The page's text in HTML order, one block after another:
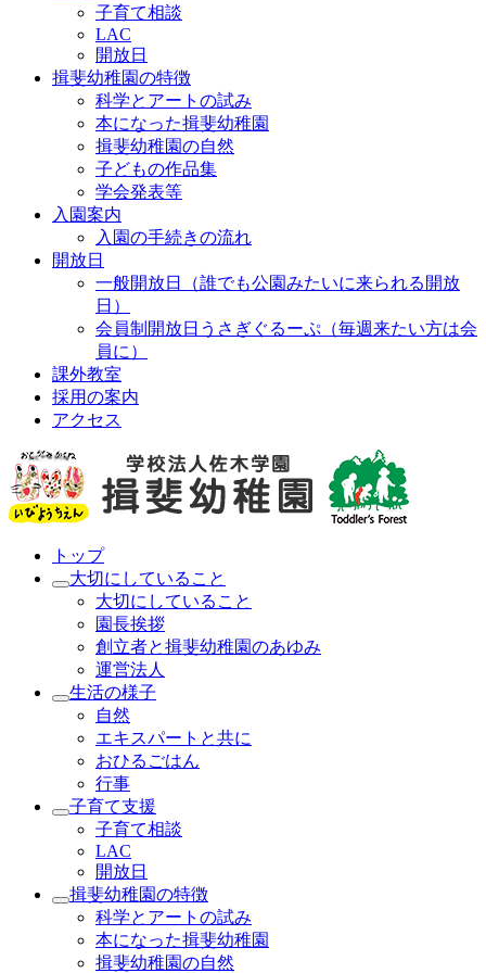
子育て相談
LAC
開放日
揖斐幼稚園の特徴
科学とアートの試み
本になった揖斐幼稚園
揖斐幼稚園の自然
子どもの作品集
学会発表等
入園案内
入園の手続きの流れ
開放日
一般開放日（誰でも公園みたいに来られる開放
日）
会員制開放日うさぎぐるーぷ（毎週来たい方は会
員に）
課外教室
採用の案内
アクセス
トップ
大切にしていること
大切にしていること
園長挨拶
創立者と揖斐幼稚園のあゆみ
運営法人
生活の様子
自然
エキスパートと共に
おひるごはん
行事
子育て支援
子育て相談
LAC
開放日
揖斐幼稚園の特徴
科学とアートの試み
本になった揖斐幼稚園
揖斐幼稚園の自然